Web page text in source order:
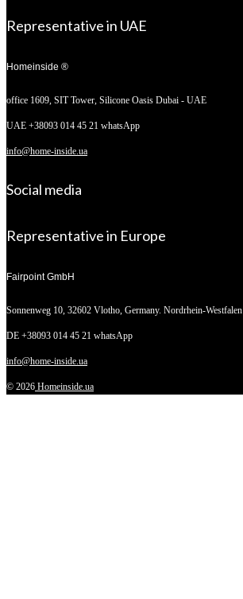
Representative in UAE
Homeinside ®
office 1609, SIT Tower, Silicone Oasis Dubai - UAE
UAE +38093 014 45 21 whatsApp
info@home-inside.ua
Social media
Representative in Europe
Fairpoint GmbH
Sonnenweg 10, 32602 Vlotho, Germany. Nordrhein-Westfalen
DE +38093 014 45 21 whatsApp
info@home-inside.ua
© 2026 Homeinside.ua